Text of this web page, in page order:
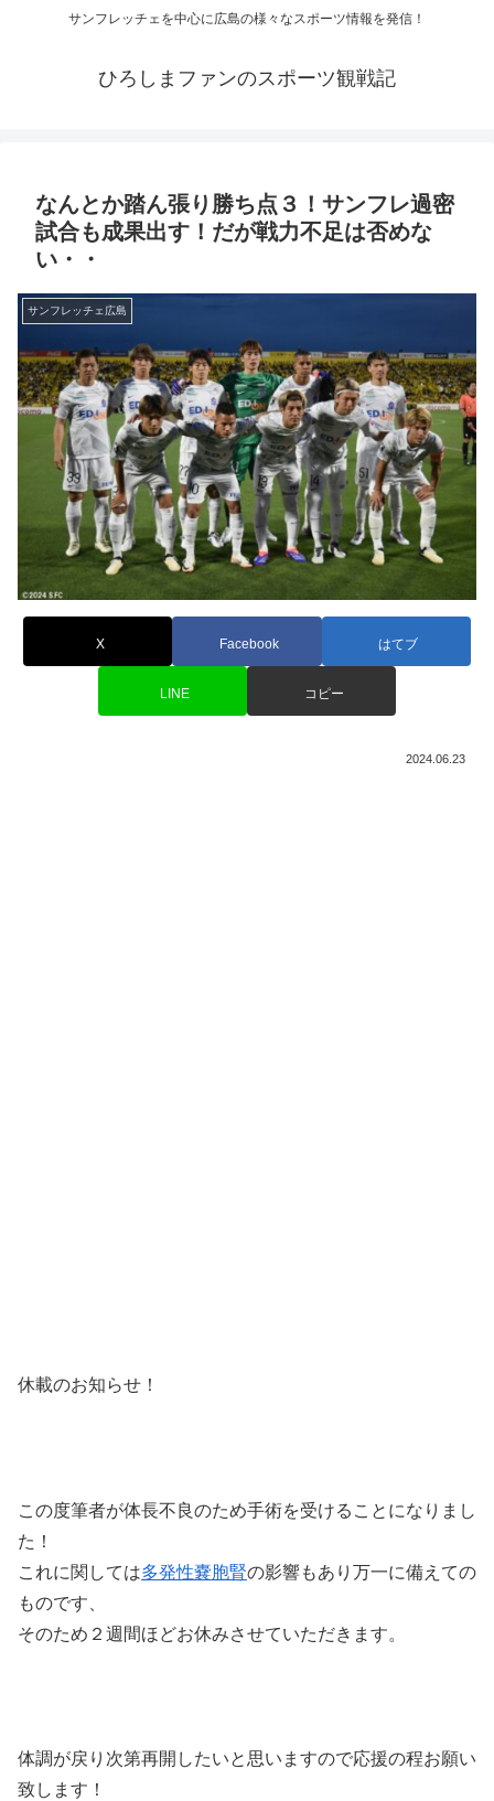
サンフレッチェを中心に広島の様々なスポーツ情報を発信！
ひろしまファンのスポーツ観戦記
なんとか踏ん張り勝ち点３！サンフレ過密
試合も成果出す！だが戦力不足は否めな
い・・
サンフレッチェ広島
X Facebook はてブ
LINE コピー
2024.06.23
休載のお知らせ！
この度筆者が体長不良のため手術を受けることになりまし
た！
これに関しては多発性嚢胞腎の影響もあり万一に備えての
ものです、
そのため２週間ほどお休みさせていただきます。
体調が戻り次第再開したいと思いますので応援の程お願い
致します！